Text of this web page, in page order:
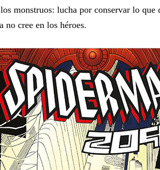
monstruos: lucha por conservar lo que
no cree en los héroes.